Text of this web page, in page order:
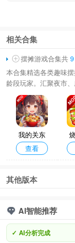
相关合集
摆摊游戏合集共 9
本合集精选各类趣味
龄段玩家。汇聚夜市
选址、特色备货、招
的美食烹饪摊位，也有
我的关东
煮小铺无
查看
其他版本
AI智能推荐
✓ AI分析完成